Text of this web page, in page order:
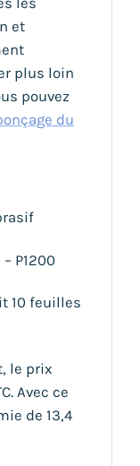
les
et
plus loin
pouvez
du
P1200
10 feuilles
le prix
Avec ce
de 13,4